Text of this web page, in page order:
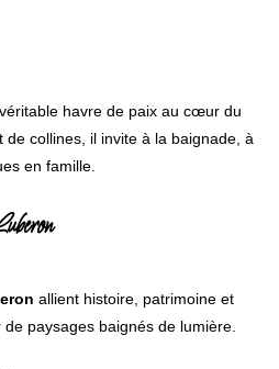
havre de paix au cœur du
de collines, il invite à la baignade, à
en famille.
allient histoire, patrimoine et
paysages baignés de lumière.